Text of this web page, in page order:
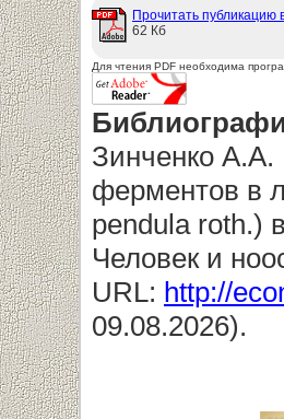
Прочитать публикацию
62 Кб
Для чтения PDF необходима
Зинченко А.А.
ферментов в
pendula roth.)
Человек и
URL: http://
09.08.2026).